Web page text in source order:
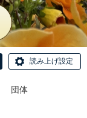
読み上げ設定
団体